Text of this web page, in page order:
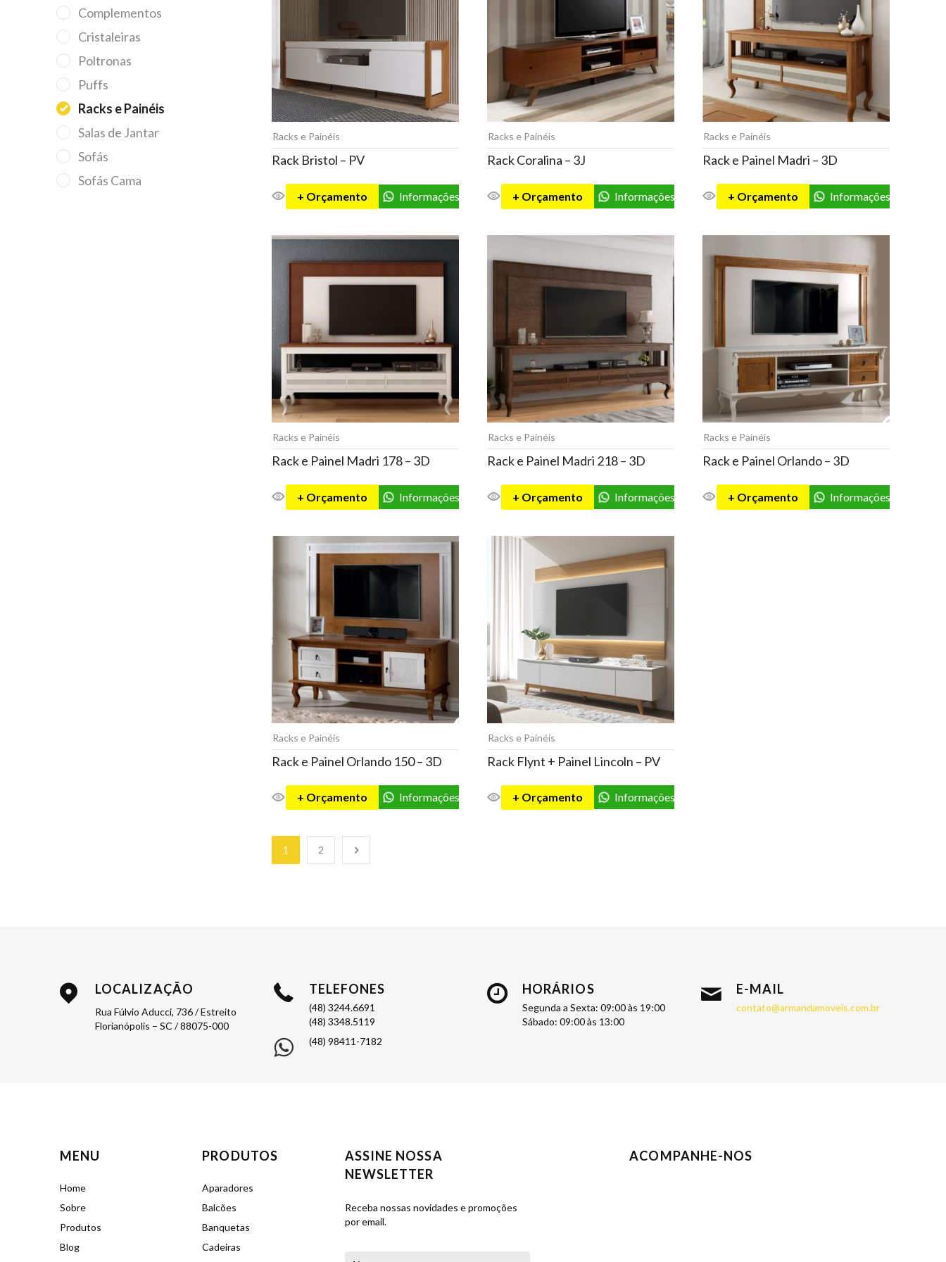
Racks e Painéis
Rack Bristol – PV
+ Orçamento Informações
Racks e Painéis
Rack Coralina – 3J
+ Orçamento Informações
Racks e Painéis
Rack e Painel Madri – 3D
+ Orçamento Informações
Racks e Painéis
Rack e Painel Madri 178 – 3D
+ Orçamento Informações
Racks e Painéis
Rack e Painel Madri 218 – 3D
+ Orçamento Informações
Racks e Painéis
Rack e Painel Orlando – 3D
+ Orçamento Informações
Racks e Painéis
Rack e Painel Orlando 150 – 3D
+ Orçamento Informações
Racks e Painéis
Rack Flynt + Painel Lincoln – PV
+ Orçamento Informações
1 2
Complementos
Cristaleiras
Poltronas
Puffs
Racks e Painéis
Salas de Jantar
Sofás
Sofás Cama
LOCALIZAÇÃO
Rua Fúlvio Aducci, 736 / Estreito
Florianópolis – SC / 88075-000
TELEFONES
(48) 3244.6691
(48) 3348.5119
(48) 98411-7182
HORÁRIOS
Segunda a Sexta: 09:00 às 19:00
Sábado: 09:00 às 13:00
E-MAIL
contato@armandamoveis.com.br
MENU
Home
Sobre
Produtos
Blog
PRODUTOS
Aparadores
Balcões
Banquetas
Cadeiras
ASSINE NOSSA
NEWSLETTER
Receba nossas novidades e promoções
por email.
ACOMPANHE-NOS